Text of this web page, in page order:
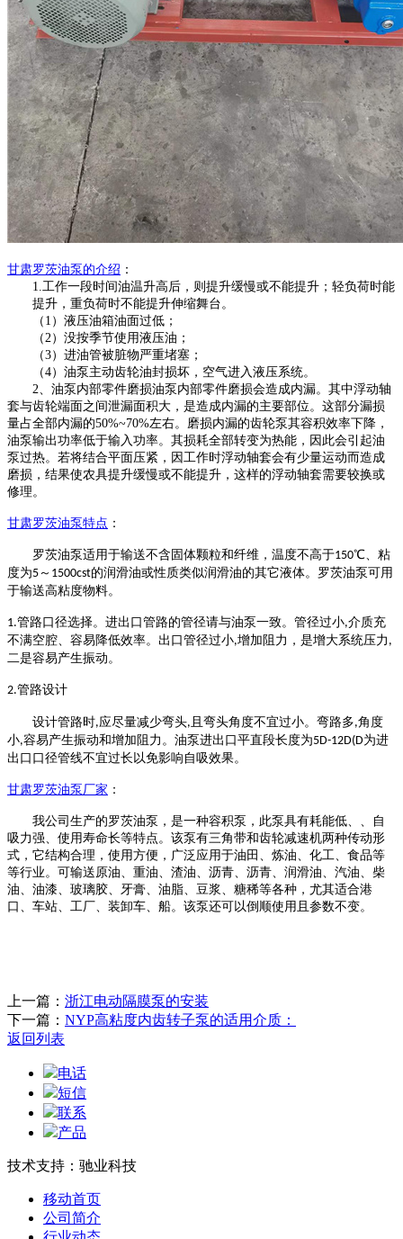
甘肃罗茨油泵 的介绍 ：
1.工作一段时间油温升高后，则提升缓慢或不能提升；轻负荷时能
提升，重负荷时不能提升伸缩舞台。
（ 1）液压油箱油面过低；
（2）没按季节使用液压油；
（3）进油管被脏物严重堵塞；
（4）油泵主动齿轮油封损坏，空气进入液压系统。
2、油泵内部零件磨损油泵内部零件磨损会造成内漏。其中浮动轴
套与齿轮端面之间泄漏面积大，是造成内漏的主要部位。这部分漏损
量占全部内漏的50%~70%左右。磨损内漏的齿轮泵其容积效率下降，
油泵输出功率低于输入功率。其损耗全部转变为热能，因此会引起油
泵过热。若将结合平面压紧，因工作时浮动轴套会有少量运动而造成
磨损，结果使农具提升缓慢或不能提升，这样的浮动轴套需要较换或
修理。
甘肃罗茨油泵特点 ：
罗茨油泵适用于输送不含固体颗粒和纤维，温度不高于150℃、粘
度为5 ～ 1500cst的润滑油或性质类似润滑油的其它液体。 罗茨油泵可用
于输送高粘度物料。
1.管路口径选择。进出口管路的管径请与油泵一致。管径过小,介质充
不满空腔、容易降低效率。出口管径过小,增加阻力，是增大系统压力 ,
二是容易产生振动。
2.管路设计
设计管路时,应尽量减少弯头, 且弯头角度不宜过小。弯路多,角度
小,容易产生振动和增加阻力。油泵进出口平直段长度为5D-12D(D为进
出口口径管线不宜过长以免影响自吸效果。
甘肃罗茨油泵 厂家 ：
我公司生产的罗茨油泵 ，是一种容积泵，此泵具有耗能低、、自
吸力强、使用寿命长等特点。该泵有三角带和齿轮减速机两种传动形
式，它结构合理，使用方便，广泛应用于油田、炼油、化工、食品等
等行业。可输送原油、重油、渣油、沥青、沥青、润滑油、汽油、柴
油、油漆、玻璃胶、牙膏、油脂、豆浆、糖稀等各种，尤其适合港
口、车站、工厂、装卸车、船。该泵还可以倒顺使用且参数不变。
上一篇： 浙江电动隔膜泵的安装
下一篇： NYP高粘度内齿转子泵的适用介质：
返回列表
电话
短信
联系
产品
技术支持：驰业科技
移动首页
公司简介